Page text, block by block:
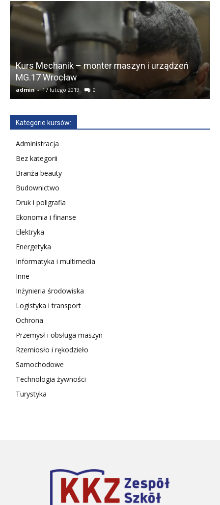
Kurs Mechanik – monter maszyn i urządzeń
MG.17 Wrocław
admin - 17 lutego 2019 0
Kategorie kursów:
Administracja
Bez kategorii
Branża beauty
Budownictwo
Druk i poligrafia
Ekonomia i finanse
Elektryka
Energetyka
Informatyka i multimedia
Inne
Inżynieria środowiska
Logistyka i transport
Ochrona
Przemysł i obsługa maszyn
Rzemiosło i rękodzieło
Samochodowe
Technologia żywności
Turystyka